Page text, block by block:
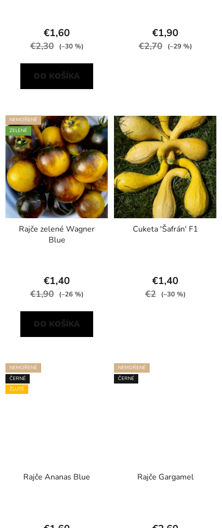
€1,60
€2,30 (–30 %)
DO KOŠÍKA
€1,90
€2,70 (–29 %)
NEMOŘENÉ
ZELENÉ
Rajče zelené Wagner
Blue
€1,40
€1,90 (–26 %)
DO KOŠÍKA
Cuketa 'Šafrán' F1
€1,40
€2 (–30 %)
NEMOŘENÉ
ČERNÉ
ŽLUTÉ
Rajče Ananas Blue
NEMOŘENÉ
ČERNÉ
Rajče Gargamel